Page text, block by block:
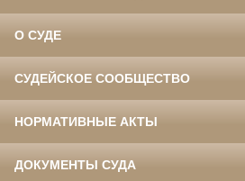
О СУДЕ
СУДЕЙСКОЕ СООБЩЕСТВО
НОРМАТИВНЫЕ АКТЫ
ДОКУМЕНТЫ СУДА